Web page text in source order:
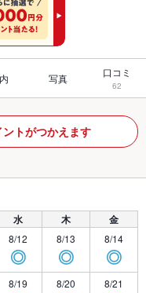
写真 口コミ
62
ントがつかえます
水 木 金
8/12
◎
8/13
◎
8/14
◎
8/19 8/20 8/21